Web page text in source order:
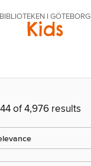
BIBLIOTEKEN I GÖTEBORG
Kids
of 4,976 results